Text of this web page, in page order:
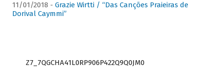
11/01/2018 - Grazie Wirtti / “Das Canções Praieiras de
Dorival Caymmi”
Z7_7QGCHA41L0RP906P422Q9Q0JM0